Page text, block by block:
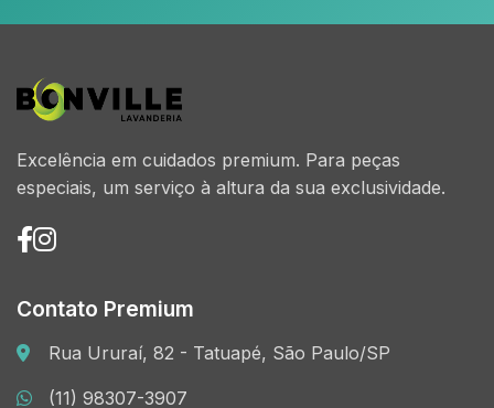
Excelência em cuidados premium. Para peças
especiais, um serviço à altura da sua exclusividade.
Contato Premium
Rua Ururaí, 82 - Tatuapé, São Paulo/SP
(11) 98307-3907